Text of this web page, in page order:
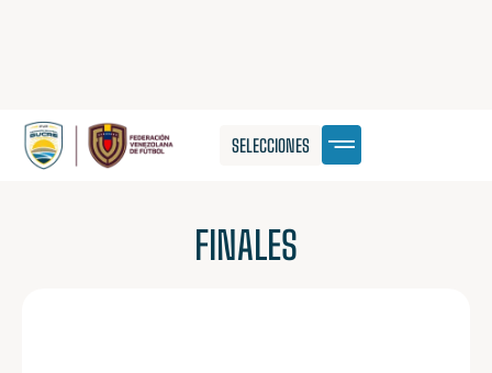
SELECCIONES
FINALES